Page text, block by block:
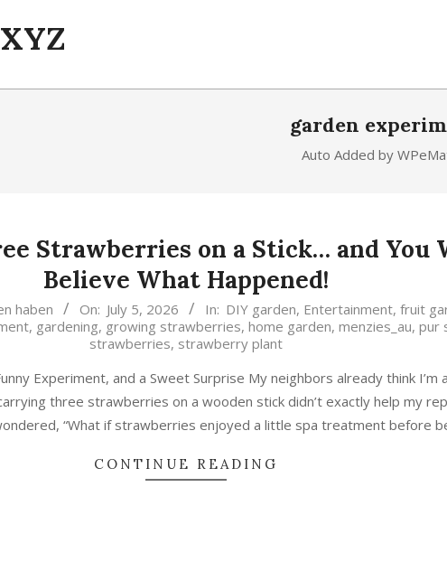
garden
Auto Added by
Strawberries on a Stick… and You
Believe What Happened!
haben On: July 5, 2026 In: DIY garden, Entertainment, fruit
, gardening, growing strawberries, home garden, menzies_au, pur
strawberries, strawberry plant
Experiment, and a Sweet Surprise My neighbors already think I’m
three strawberries on a wooden stick didn’t exactly help my
“What if strawberries enjoyed a little spa treatment before
CONTINUE READING